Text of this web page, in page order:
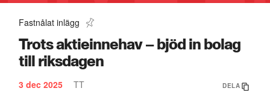
Här somnar programledaren – i sändning
0:45
Fastnålat inlägg
Trots aktieinnehav – bjöd in bolag
till riksdagen
3 dec 2025 TT DELA